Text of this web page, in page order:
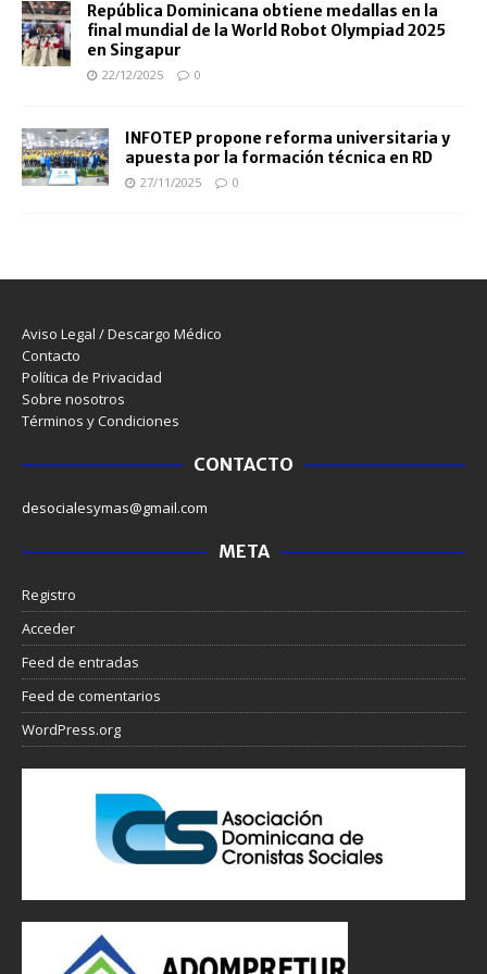
República Dominicana obtiene medallas en la
final mundial de la World Robot Olympiad 2025
en Singapur
22/12/2025 0
INFOTEP propone reforma universitaria y
apuesta por la formación técnica en RD
27/11/2025 0
Aviso Legal / Descargo Médico
Contacto
Política de Privacidad
Sobre nosotros
Términos y Condiciones
CONTACTO
desocialesymas@gmail.com
META
Registro
Acceder
Feed de entradas
Feed de comentarios
WordPress.org